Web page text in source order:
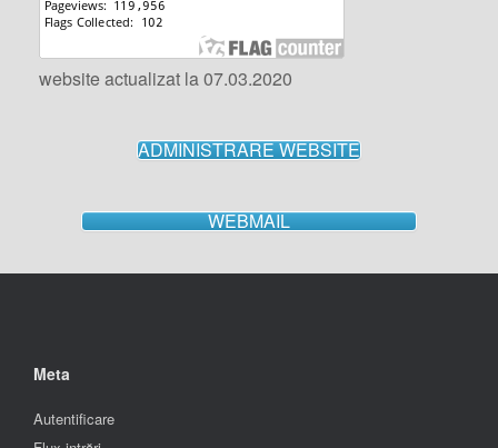
website actualizat la 07.03.2020
ADMINISTRARE WEBSITE
WEBMAIL
Meta
Autentificare